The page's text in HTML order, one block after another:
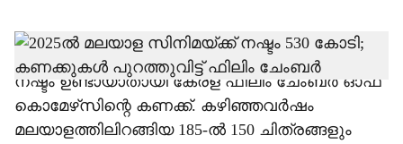
h
a
r
2025ൽ മലയാള സിനിമയ്ക്ക് 530 കോടിയുടെ
നഷ്ടം ഉണ്ടായാതായി കേരള ഫിലിം ചേംബർ ഓഫ്
കൊമേഴ്‌സിന്റെ കണക്ക്. കഴിഞ്ഞവർഷം
മലയാളത്തിലിറങ്ങിയ 185-ൽ 150 ചിത്രങ്ങളും